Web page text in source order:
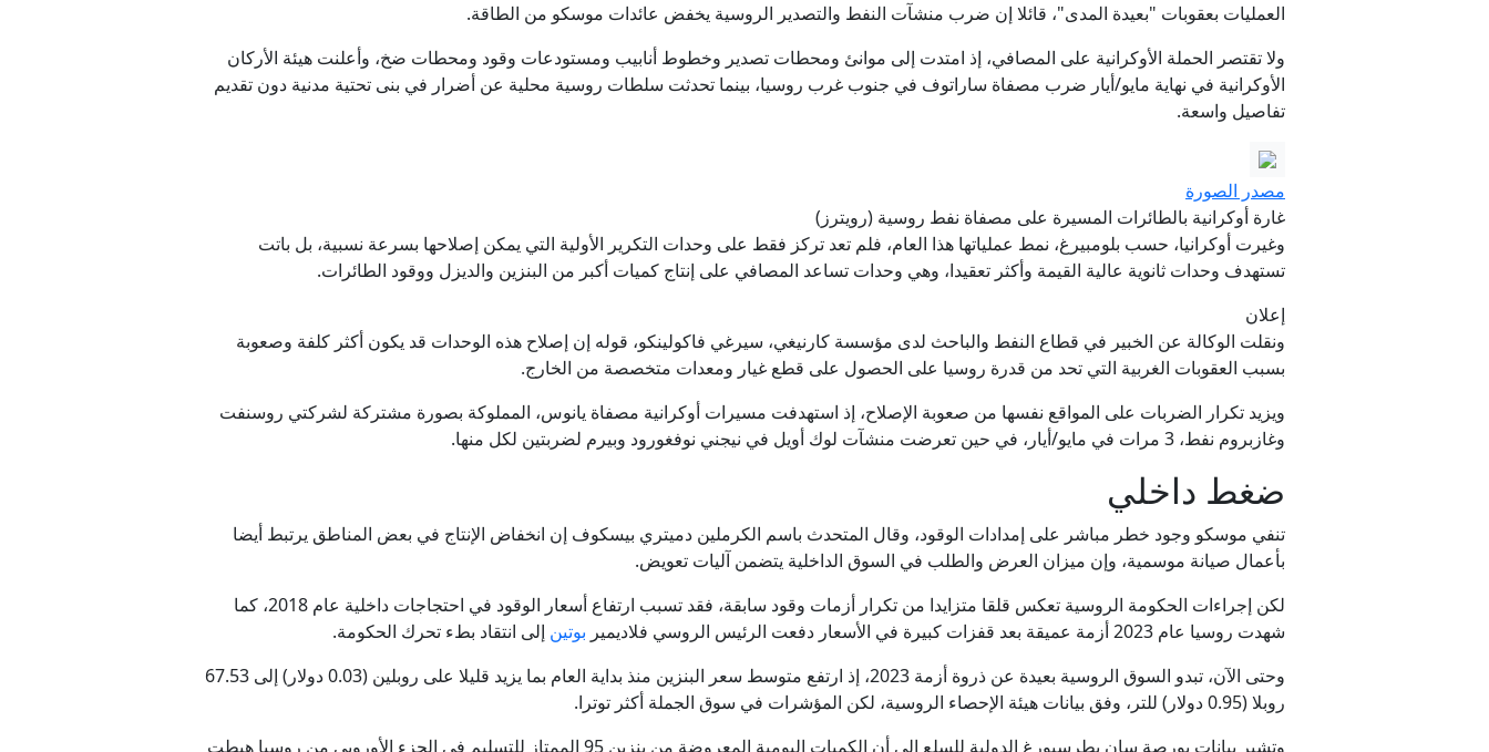
العمليات بعقوبات "بعيدة المدى"، قائلا إن ضرب منشآت النفط والتصدير الروسية يخفض عائدات موسكو من الطاقة.
ولا تقتصر الحملة الأوكرانية على المصافي، إذ امتدت إلى موانئ ومحطات تصدير وخطوط أنابيب ومستودعات وقود ومحطات ضخ، وأعلنت هيئة الأركان
الأوكرانية في نهاية مايو/أيار ضرب مصفاة ساراتوف في جنوب غرب روسيا، بينما تحدثت سلطات روسية محلية عن أضرار في بنى تحتية مدنية دون تقديم
تفاصيل واسعة.
مصدر الصورة
غارة أوكرانية بالطائرات المسيرة على مصفاة نفط روسية (رويترز)
وغيرت أوكرانيا، حسب بلومبيرغ، نمط عملياتها هذا العام، فلم تعد تركز فقط على وحدات التكرير الأولية التي يمكن إصلاحها بسرعة نسبية، بل باتت
تستهدف وحدات ثانوية عالية القيمة وأكثر تعقيدا، وهي وحدات تساعد المصافي على إنتاج كميات أكبر من البنزين والديزل ووقود الطائرات.
إعلان
ونقلت الوكالة عن الخبير في قطاع النفط والباحث لدى مؤسسة كارنيغي، سيرغي فاكولينكو، قوله إن إصلاح هذه الوحدات قد يكون أكثر كلفة وصعوبة
بسبب العقوبات الغربية التي تحد من قدرة روسيا على الحصول على قطع غيار ومعدات متخصصة من الخارج.
ويزيد تكرار الضربات على المواقع نفسها من صعوبة الإصلاح، إذ استهدفت مسيرات أوكرانية مصفاة يانوس، المملوكة بصورة مشتركة لشركتي روسنفت
وغازبروم نفط، 3 مرات في مايو/أيار، في حين تعرضت منشآت لوك أويل في نيجني نوفغورود وبيرم لضربتين لكل منها.
ضغط داخلي
تنفي موسكو وجود خطر مباشر على إمدادات الوقود، وقال المتحدث باسم الكرملين دميتري بيسكوف إن انخفاض الإنتاج في بعض المناطق يرتبط أيضا
بأعمال صيانة موسمية، وإن ميزان العرض والطلب في السوق الداخلية يتضمن آليات تعويض.
لكن إجراءات الحكومة الروسية تعكس قلقا متزايدا من تكرار أزمات وقود سابقة، فقد تسبب ارتفاع أسعار الوقود في احتجاجات داخلية عام 2018، كما
شهدت روسيا عام 2023 أزمة عميقة بعد قفزات كبيرة في الأسعار دفعت الرئيس الروسي فلاديمير
بوتين إلى انتقاد بطء تحرك الحكومة.
وحتى الآن، تبدو السوق الروسية بعيدة عن ذروة أزمة 2023، إذ ارتفع متوسط سعر البنزين منذ بداية العام بما يزيد قليلا على روبلين (0.03 دولار) إلى 67.53
روبلا (0.95 دولار) للتر، وفق بيانات هيئة الإحصاء الروسية، لكن المؤشرات في سوق الجملة أكثر توترا.
وتشير بيانات بورصة سان بطرسبورغ الدولية للسلع إلى أن الكميات اليومية المعروضة من بنزين 95 الممتاز للتسليم في الجزء الأوروبي من روسيا هبطت